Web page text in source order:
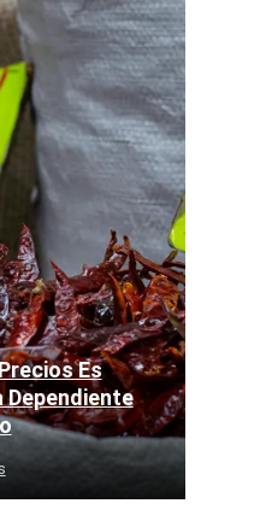
Es
Dependiente